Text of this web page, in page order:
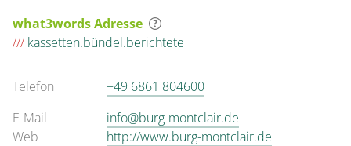
what3words Adresse
/// kassetten.bündel.berichtete
Telefon
+49 6861 804600
E-Mail
info@burg-montclair.de
Web
http://www.burg-montclair.de